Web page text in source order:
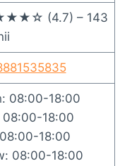
(4.7) – 143
08:00-18:00
08:00-18:00
18:00
08:00-18:00